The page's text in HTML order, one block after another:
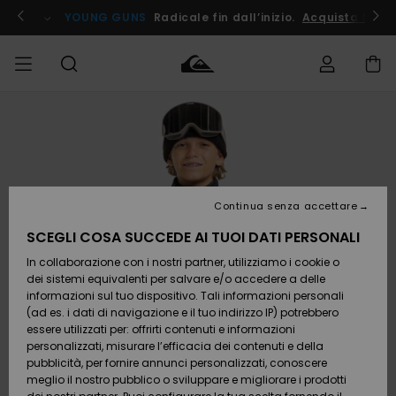
informazioni
prodotto
! YOUNG GUNS Radicale fin dall’inizio. Acquista Ora
Abbigliamento
Accessori
Calzature
e
infradito
Surf /
Acqua
Abbigliamento
Accessori
Calzature
e
infradito
Surf /
Acqua
Shop
Nuovi
Da
Scoprire
Snow
SURF
Surf Shop
Uomo
Highlights
Comunità
SNOW
Snow
Shop
Uomo
Shop
Snow
Shop
Donna
OUTLET
Outlet
Uomo
Outlet
Donna
Accedi al tuo
ordine
Spedizione
Pagamento
Buono regalo
Quiksilver
Freedom
SCEGLI COSA SUCCEDE AI TUOI DATI PERSONALI
In collaborazione con i nostri partner, utilizziamo i cookie o
dei sistemi equivalenti per salvare e/o accedere a delle
informazioni sul tuo dispositivo. Tali informazioni personali
(ad es. i dati di navigazione e il tuo indirizzo IP) potrebbero
essere utilizzati per: offrirti contenuti e informazioni
personalizzati, misurare l’efficacia dei contenuti e della
pubblicità, per fornire annunci personalizzati, conoscere
meglio il nostro pubblico o sviluppare e migliorare i prodotti
Continua senza accettare